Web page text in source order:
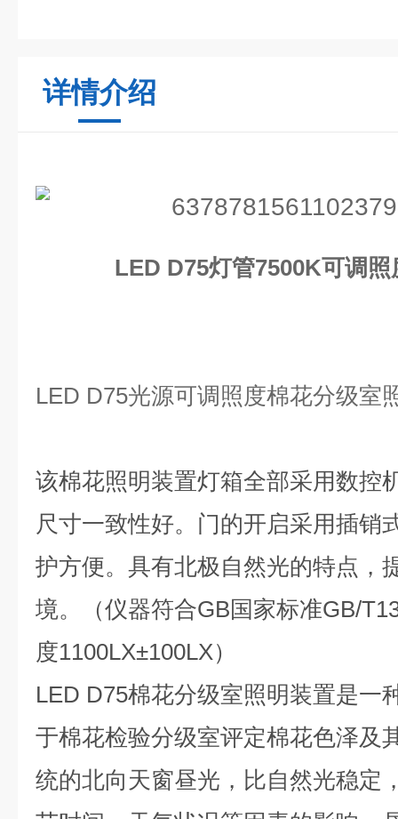
详情介绍
LED D75灯管7500K可调
LED D75光源可调照度棉花分级室
该棉花照明装置灯箱全部采用数控
尺寸一致性好。门的开启采用插销
护方便。具有北极自然光的特点，
境。（仪器符合GB国家标准GB/
度1100LX±100LX）
LED D75棉花分级室照明装置是一
于棉花检验分级室评定棉花色泽及
统的北向天窗昼光，比自然光稳定